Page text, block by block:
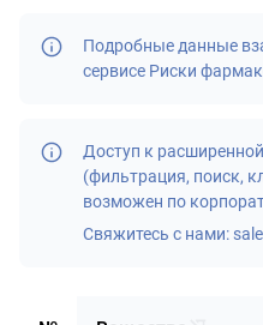
Подробные данные
сервисе Риски
Доступ к
(фильтрация, поиск,
возможен по
Свяжитесь с нами: